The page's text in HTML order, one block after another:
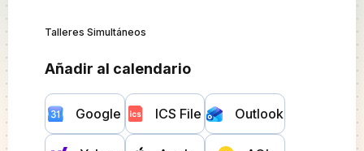
Talleres Simultáneos
Añadir al calendario
Google ICS File Outlook